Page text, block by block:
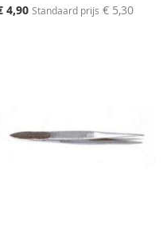
4,90 Standaard prijs € 5,30